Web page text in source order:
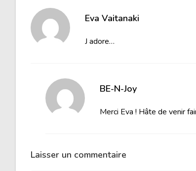
Eva Vaitanaki
J adore…
BE-N-Joy
Merci Eva ! Hâte de venir
Laisser un commentaire